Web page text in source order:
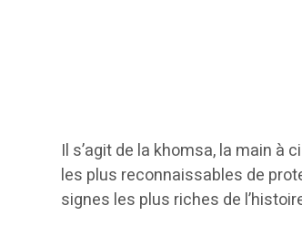
Il s’agit de la khomsa, la main à
les plus reconnaissables de
signes les plus riches de